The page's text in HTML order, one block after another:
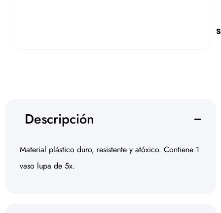
Descripción
Material plástico duro, resistente y atóxico. Contiene 1
vaso lupa de 5x.